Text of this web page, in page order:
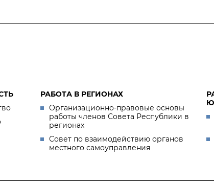
РАБОТА В РЕГИОНАХ
Организационно-правовые основы
работы членов Совета Республики в
регионах
Совет по взаимодействию органов
местного самоуправления